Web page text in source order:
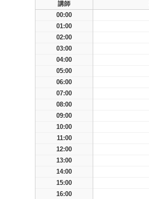
講師
00:00
01:00
02:00
03:00
04:00
05:00
06:00
07:00
08:00
09:00
10:00
11:00
12:00
13:00
14:00
15:00
16:00